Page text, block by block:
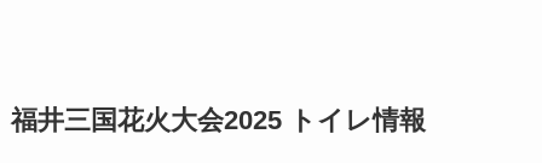
福井三国花火大会2025 トイレ情報